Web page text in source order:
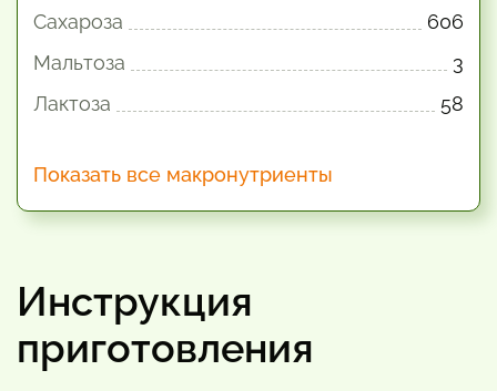
Сахароза
606
Мальтоза
3
Лактоза
58
Показать все макронутриенты
Инструкция
приготовления